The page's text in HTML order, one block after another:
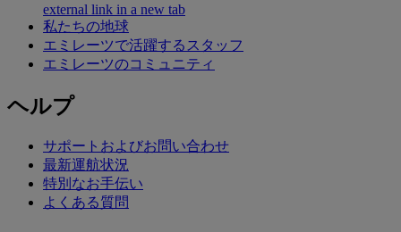
external link in a new tab
私たちの地球
エミレーツで活躍するスタッフ
エミレーツのコミュニティ
ヘルプ
サポートおよびお問い合わせ
最新運航状況
特別なお手伝い
よくある質問